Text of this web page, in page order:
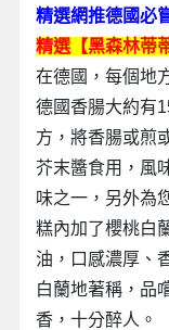
精選網推德國必
精選【黑森林蒂
在德國，每個地
德國香腸大約有
方，將香腸或煎
芥末醬食用，風
味之一，另外為
糕內加了櫻桃白
油，口感濃厚、
白蘭地著稱，品
香，十分醉人。